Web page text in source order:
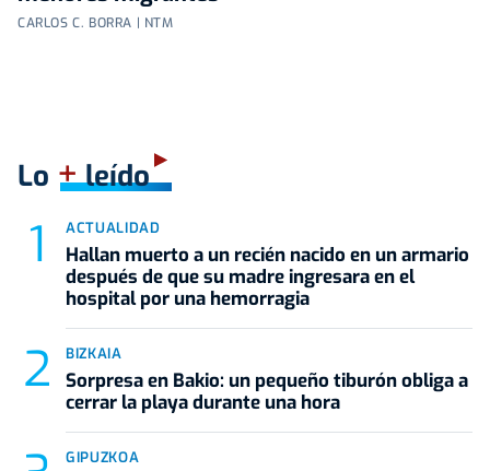
CARLOS C. BORRA | NTM
Lo +leído
ACTUALIDAD
Hallan muerto a un recién nacido en un armario
después de que su madre ingresara en el
hospital por una hemorragia
BIZKAIA
Sorpresa en Bakio: un pequeño tiburón obliga a
cerrar la playa durante una hora
GIPUZKOA